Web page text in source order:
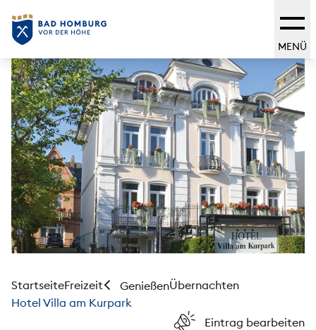
MENÜ
StartseiteFreizeit GenießenÜbernachten
Hotel Villa am Kurpark
Eintrag bearbeiten